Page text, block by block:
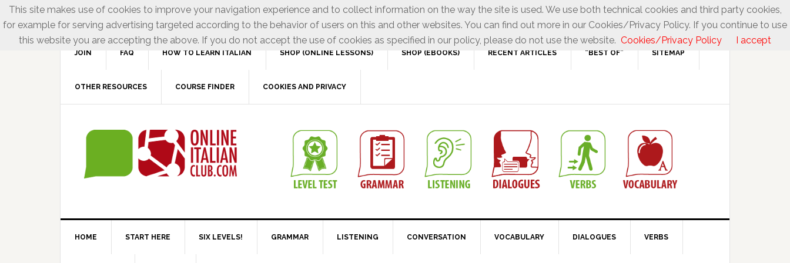
JOIN FAQ HOW TO LEARN ITALIAN SHOP (ONLINE LESSONS) SHOP (EBOOKS) RECENT ARTICLES “BEST OF” SITEMAP
OTHER RESOURCES COURSE FINDER COOKIES AND PRIVACY
HOME START HERE SIX LEVELS! GRAMMAR LISTENING CONVERSATION VOCABULARY DIALOGUES VERBS
This site makes use of cookies to improve your navigation experience and to collect information on the way the site is used. We use both technical cookies and third party cookies,
for example for serving advertising targeted according to the behavior of users on this and other websites. You can find out more in our Cookies/Privacy Policy. If you continue to use
this website you are accepting the above. If you do not accept the use of cookies as specified in our policy, please do not use the website. Cookies/Privacy Policy I accept